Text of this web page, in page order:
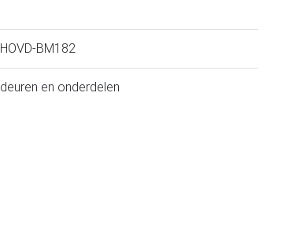
HOVD-BM182
deuren en onderdelen